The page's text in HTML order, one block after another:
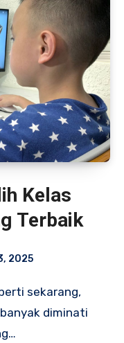
Kelas
Terbaik
2025
diminati